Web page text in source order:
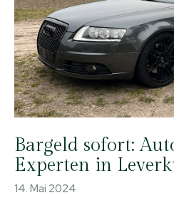
Bargeld sofort:
Experten in
14. Mai 2024